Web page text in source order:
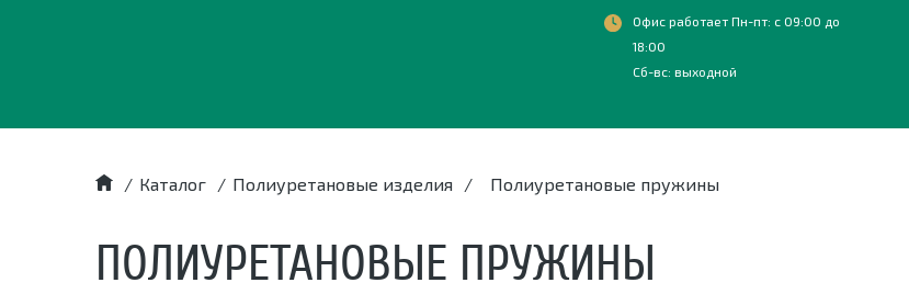
Офис работает Пн-пт: с 09:00 до
18:00
Сб-вс: выходной
/ Каталог / Полиуретановые изделия / Полиуретановые пружины
ПОЛИУРЕТАНОВЫЕ ПРУЖИНЫ